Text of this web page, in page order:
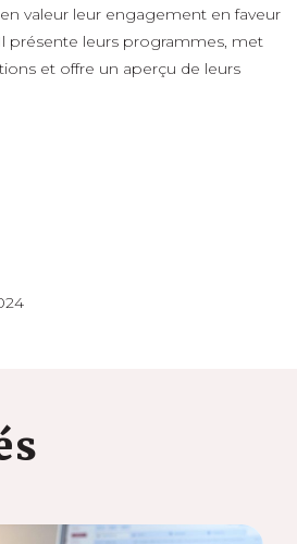
valeur leur engagement en faveur
présente leurs programmes, met
et offre un aperçu de leurs